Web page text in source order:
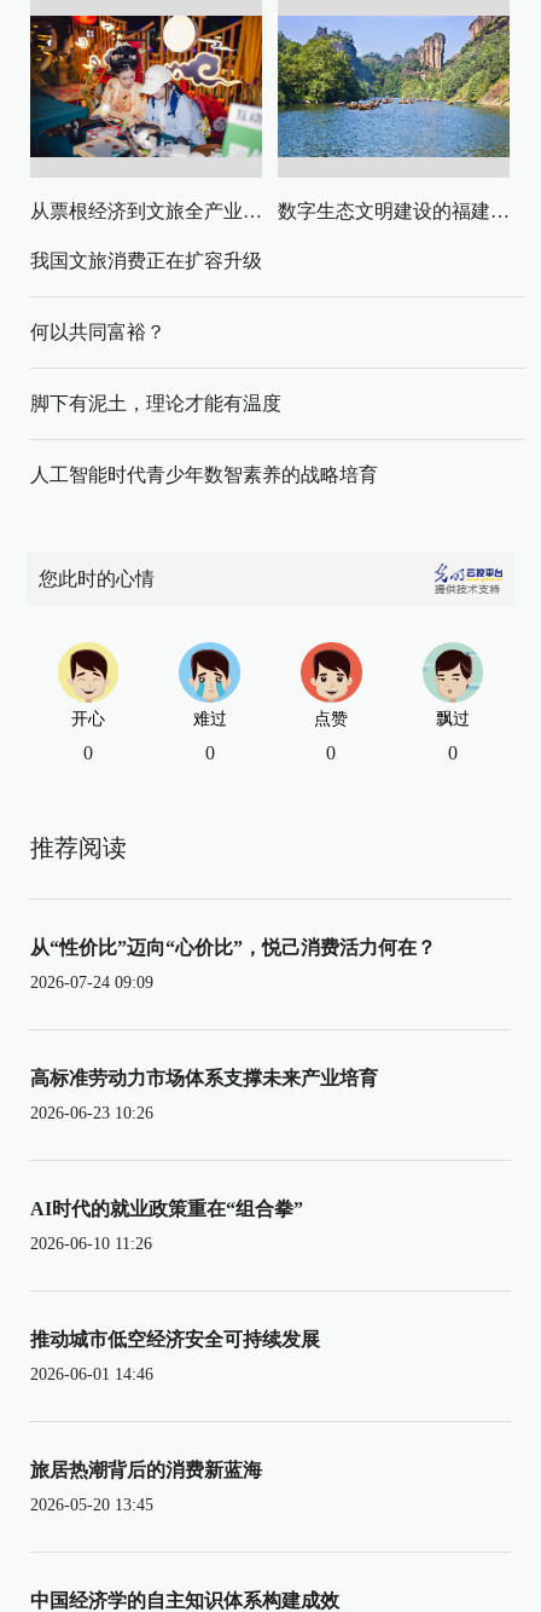
从票根经济到文旅全产业链升级 数字生态文明建设的福建路径与启示
我国文旅消费正在扩容升级
何以共同富裕？
脚下有泥土，理论才能有温度
人工智能时代青少年数智素养的战略培育
您此时的心情
开心
0
难过
0
点赞
0
飘过
0
推荐阅读
从“性价比”迈向“心价比”，悦己消费活力何在？
2026-07-24 09:09
高标准劳动力市场体系支撑未来产业培育
2026-06-23 10:26
AI时代的就业政策重在“组合拳”
2026-06-10 11:26
推动城市低空经济安全可持续发展
2026-06-01 14:46
旅居热潮背后的消费新蓝海
2026-05-20 13:45
中国经济学的自主知识体系构建成效